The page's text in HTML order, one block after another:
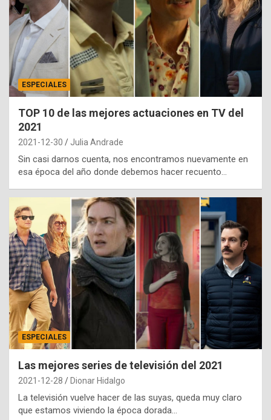
ESPECIALES
TOP 10 de las mejores actuaciones en TV del
2021
2021-12-30 Julia Andrade
Sin casi darnos cuenta, nos encontramos nuevamente en
esa época del año donde debemos hacer recuento…
ESPECIALES
Las mejores series de televisión del 2021
2021-12-28 Dionar Hidalgo
La televisión vuelve hacer de las suyas, queda muy claro
que estamos viviendo la época dorada…